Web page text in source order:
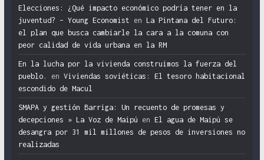
Elecciones: ¿Qué impacto económico podría tener en la
juventud? – Young Economist en La Pintana del Futuro:
el plan que busca cambiarle la cara a la comuna con
peor calidad de vida urbana en la RM
En la lucha por la vivienda construimos la fuerza del
pueblo.
en Viviendas soviéticas: El tesoro habitacional
escondido de Macul
SMAPA y gestión Barriga: Un recuento de promesas y
decepciones » La Voz de Maipú en El agua de Maipú se
desangra por 31 mil millones de pesos de inversiones no
realizadas